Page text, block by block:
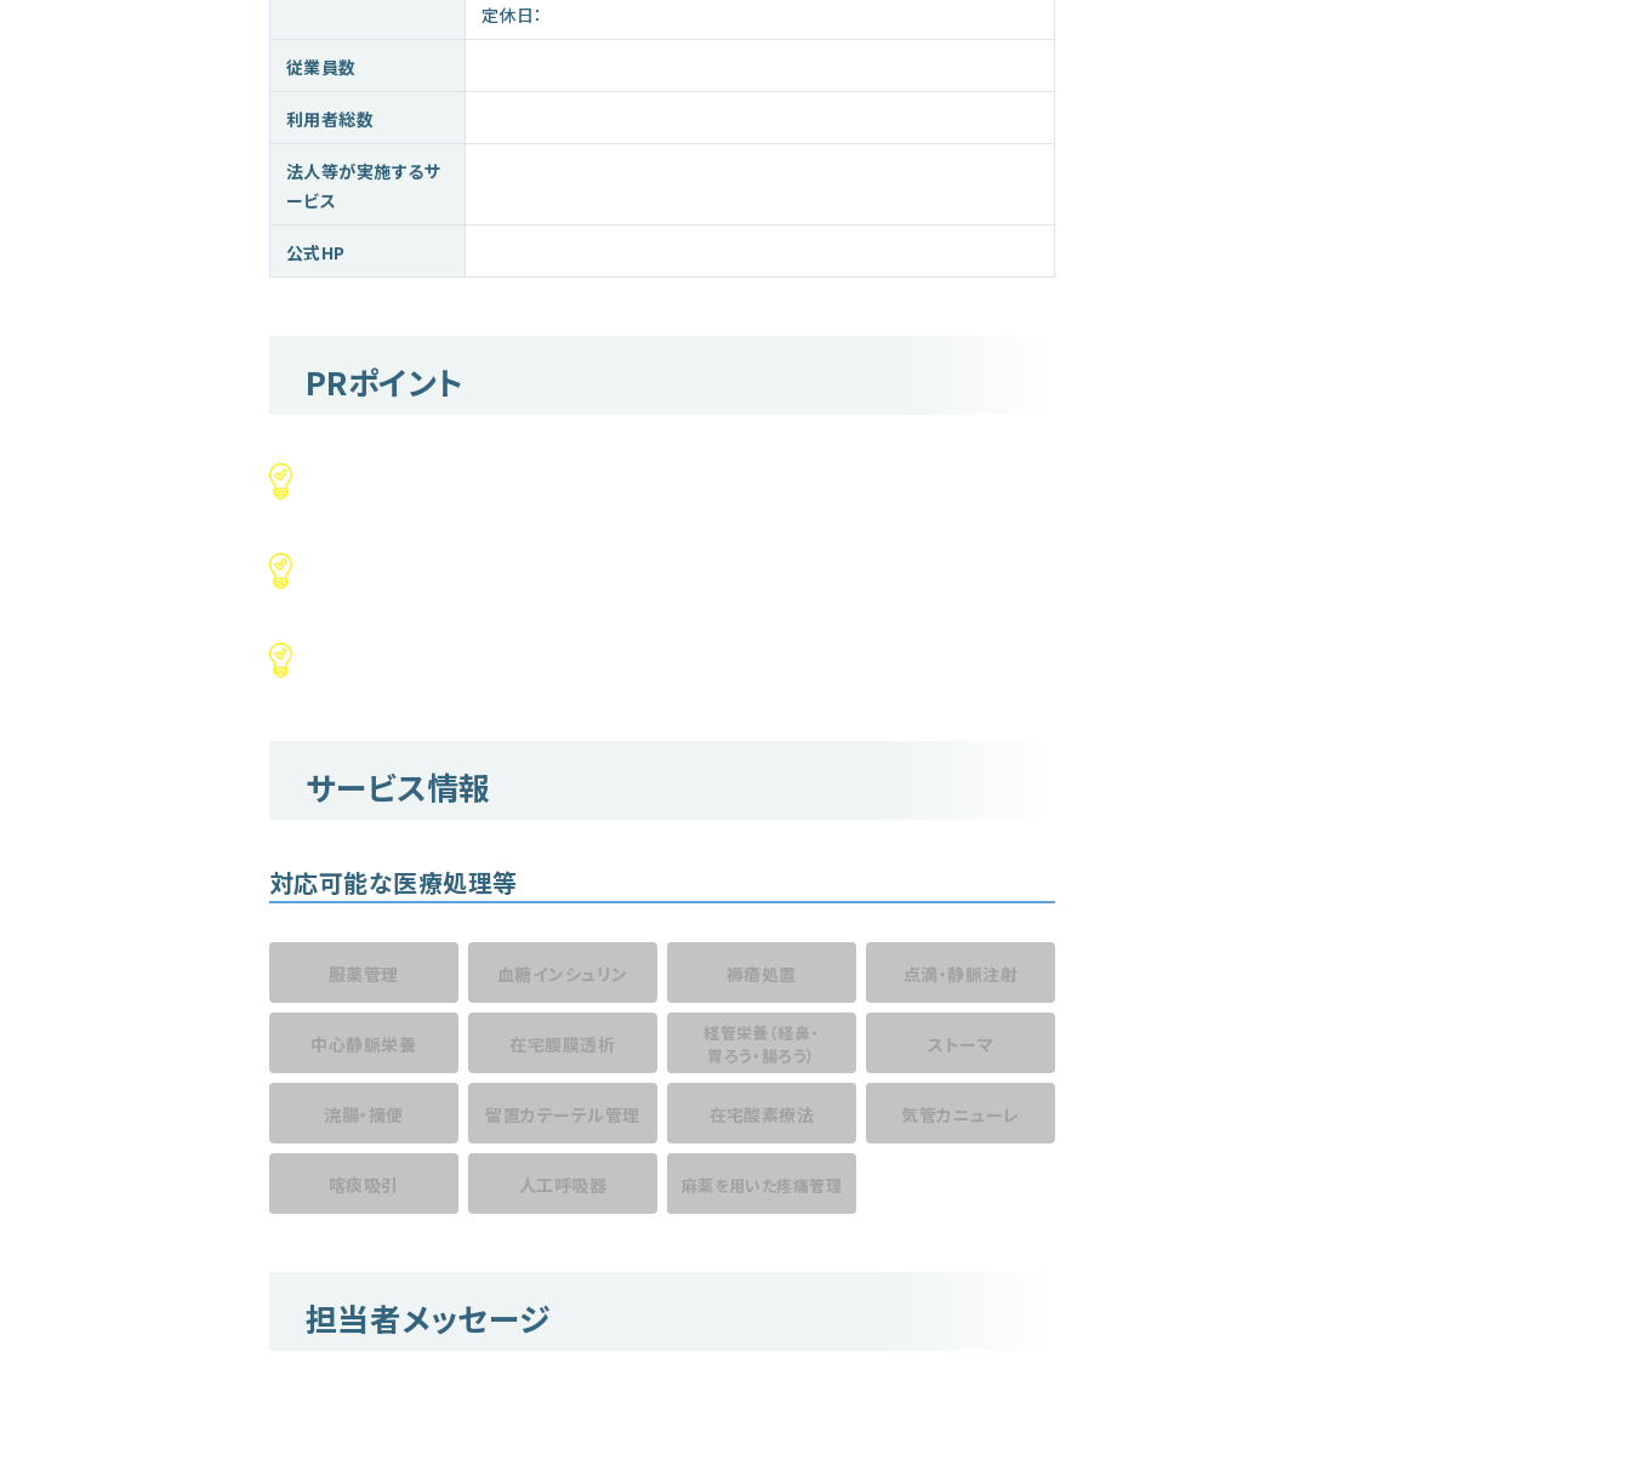
定休日：
従業員数
利用者総数
法人等が実施するサ
ービス
公式HP
PRポイント
サービス情報
対応可能な医療処理等
服薬管理 血糖インシュリン 褥瘡処置 点滴・静脈注射
中心静脈栄養 在宅腹膜透析 経管栄養 （経鼻・
胃ろう・腸ろう）
ストーマ
浣腸・摘便 留置カテーテル管理 在宅酸素療法 気管カニューレ
喀痰吸引 人工呼吸器 麻薬を用いた疼痛管理
担当者メッセージ